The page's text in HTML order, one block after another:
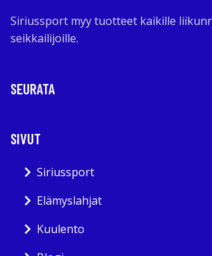
Siriussport myy tuotteet kaikille
seikkailijoille.
SEURATA
SIVUT
Siriussport
Elämyslahjat
Kuulento